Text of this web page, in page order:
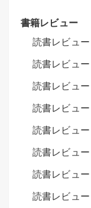
書籍レビュー
読書レビュ
読書レビュ
読書レビュ
読書レビュ
読書レビュ
読書レビュ
読書レビュ
読書レビュ